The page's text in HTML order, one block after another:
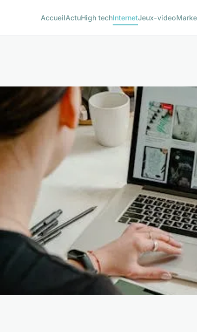
AccueilActuHigh techInternetJeux-video